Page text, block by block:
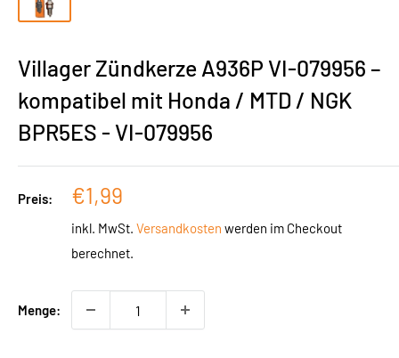
Villager Zündkerze A936P VI-079956 –
kompatibel mit Honda / MTD / NGK
BPR5ES - VI-079956
Preis: Sonderpreis
€1,99
inkl. MwSt. Versandkosten werden im Checkout
berechnet.
Menge: